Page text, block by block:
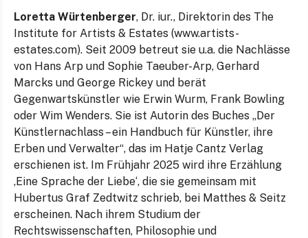
Loretta Würtenberger, Dr. iur., Direktorin des The
Institute for Artists & Estates (www.artists-
estates.com). Seit 2009 betreut sie u.a. die Nachlässe
von Hans Arp und Sophie Taeuber-Arp, Gerhard
Marcks und George Rickey und berät
Gegenwartskünstler wie Erwin Wurm, Frank Bowling
oder Wim Wenders. Sie ist Autorin des Buches „Der
Künstlernachlass – ein Handbuch für Künstler, ihre
Erben und Verwalter“, das im Hatje Cantz Verlag
erschienen ist. Im Frühjahr 2025 wird ihre Erzählung
‚Eine Sprache der Liebe‘, die sie gemeinsam mit
Hubertus Graf Zedtwitz schrieb, bei Matthes & Seitz
erscheinen. Nach ihrem Studium der
Rechtswissenschaften, Philosophie und